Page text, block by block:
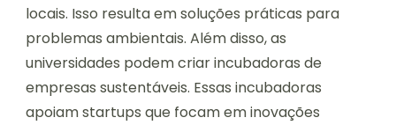
locais. Isso resulta em soluções práticas para
problemas ambientais. Além disso, as
universidades podem criar incubadoras de
empresas sustentáveis. Essas incubadoras
apoiam startups que focam em inovações